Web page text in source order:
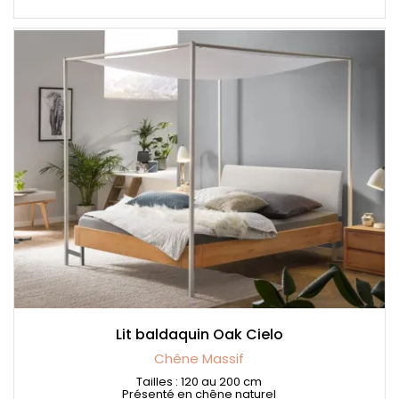
Lit baldaquin Oak Cielo
Chêne Massif
Tailles : 120 au 200 cm
Présenté en chêne naturel